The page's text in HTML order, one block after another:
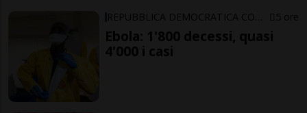
5 ore
Ebola: 1'800 decessi, quasi
4'000 i casi